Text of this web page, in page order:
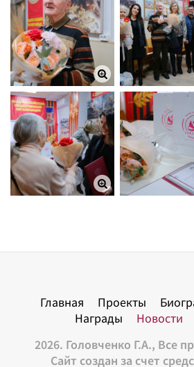
2026. Головченко Г.А., Все
Сайт создан за счет
Главная Проекты
Награды
Новости